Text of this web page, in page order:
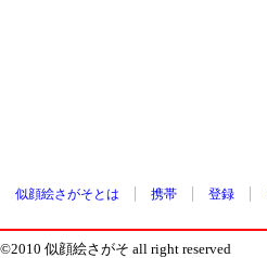
似顔絵さがそとは 携帯 登録
©2010 似顔絵さがそ all right reserved